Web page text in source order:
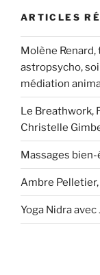
ARTICLES
Molène
astropsycho,
médiation
Le Breathwork,
Christelle
Massages
Ambre
Yoga Nidra avec